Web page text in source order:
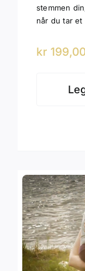
stemmen
når du tar
kr